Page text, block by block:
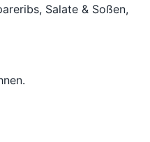
Salate & Soßen,